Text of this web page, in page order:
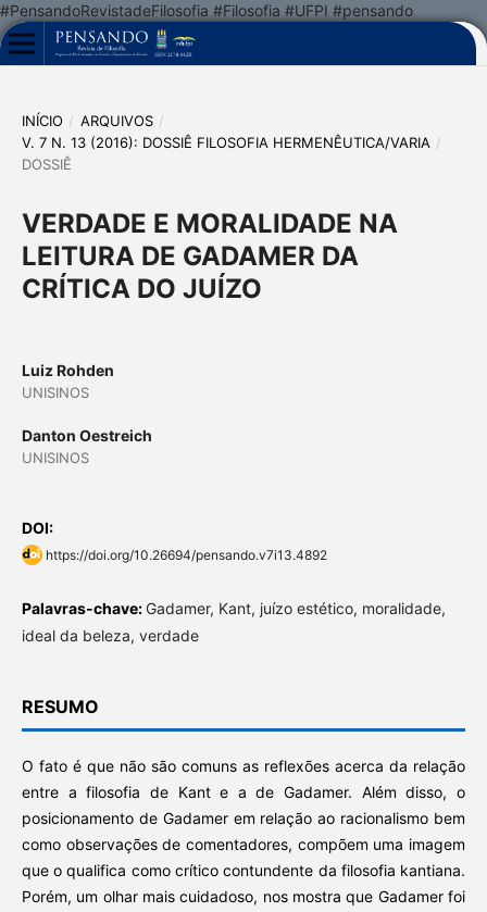
#PensandoRevistadeFilosofia #Filosofia #UFPI #pensando
INÍCIO / ARQUIVOS /
V. 7 N. 13 (2016): DOSSIÊ FILOSOFIA HERMENÊUTICA/VARIA /
DOSSIÊ
VERDADE E MORALIDADE NA
LEITURA DE GADAMER DA
CRÍTICA DO JUÍZO
Luiz Rohden
UNISINOS
Danton Oestreich
UNISINOS
DOI:
https://doi.org/10.26694/pensando.v7i13.4892
Palavras-chave: Gadamer, Kant, juízo estético, moralidade,
ideal da beleza, verdade
RESUMO
O fato é que não são comuns as reflexões acerca da relação
entre a filosofia de Kant e a de Gadamer. Além disso, o
posicionamento de Gadamer em relação ao racionalismo bem
como observações de comentadores, compõem uma imagem
que o qualifica como crítico contundente da filosofia kantiana.
Porém, um olhar mais cuidadoso, nos mostra que Gadamer foi